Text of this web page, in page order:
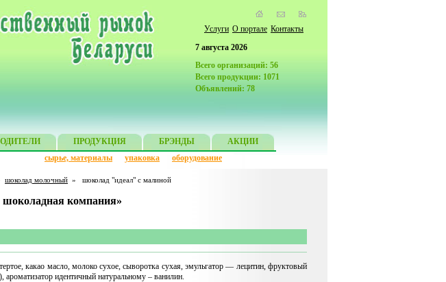
7 августа 2026
Всего организаций: 56
Всего продукции: 1071
Объявлений: 78
ПРОДУКЦИЯ БРЭНДЫ
АКЦИИ
сырье, материалы
упаковка оборудование
Услуги О портале Контакты
шоколад молочный » шоколад "идеал" с малиной
компания»
какао масло, молоко сухое, сыворотка сухая, эмульгатор — лецитин, фруктовый
идентичный натуральному – ванилин.